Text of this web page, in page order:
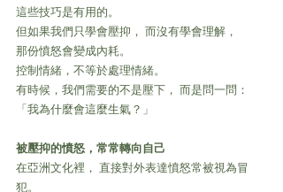
這些技巧是有用的。
但如果我們只學會壓抑， 而沒有學會理解，
那份憤怒會變成內耗。
控制情緒，不等於處理情緒。
有時候，我們需要的不是壓下， 而是問一問：
「我為什麼會這麼生氣？」
被壓抑的憤怒，常常轉向自己
在亞洲文化裡， 直接對外表達憤怒常被視為冒
犯。